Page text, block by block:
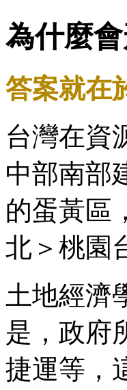
為什麼
答案就在
台灣在資
中部南部
的蛋黃區
北＞桃園
土地經濟
是，政府
捷運等，